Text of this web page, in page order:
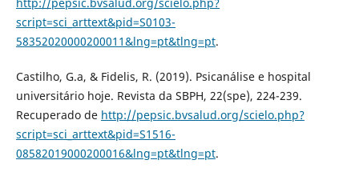
script=sci_arttext&pid=S0103-
58352020000200011&lng=pt&tlng=pt.
Castilho, G.a, & Fidelis, R. (2019). Psicanálise e hospital
universitário hoje. Revista da SBPH, 22(spe), 224-239.
Recuperado de http://pepsic.bvsalud.org/scielo.php?
script=sci_arttext&pid=S1516-
08582019000200016&lng=pt&tlng=pt.